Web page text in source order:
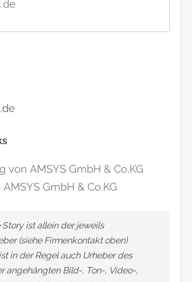
von AMSYS GmbH & Co.KG
GmbH & Co.KG
ist allein der jeweils
(siehe Firmenkontakt oben)
in der Regel auch Urheber des
angehängten Bild-, Ton-, Video-,